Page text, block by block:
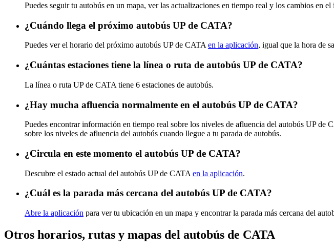
Puedes seguir tu autobús en un mapa, ver las actualizaciones en tiempo real y los cambios en
¿Cuándo llega el próximo autobús UP de CATA?
Puedes ver el horario del próximo autobús UP de CATA en la aplicación, igual que la hora de
¿Cuántas estaciones tiene la línea o ruta de autobús UP de CATA?
La línea o ruta UP de CATA tiene 6 estaciones de autobús.
¿Hay mucha afluencia normalmente en el autobús UP de CATA?
Puedes encontrar información en tiempo real sobre los niveles de afluencia del autobús UP de
sobre los niveles de afluencia del autobús cuando llegue a tu parada de autobús.
¿Circula en este momento el autobús UP de CATA?
Descubre el estado actual del autobús UP de CATA en la aplicación.
¿Cuál es la parada más cercana del autobús UP de CATA?
Abre la aplicación para ver tu ubicación en un mapa y encontrar la parada más cercana del
Otros horarios, rutas y mapas del autobús de CATA